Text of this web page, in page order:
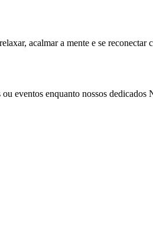
acalmar a mente e se reconectar
eventos enquanto nossos dedicados